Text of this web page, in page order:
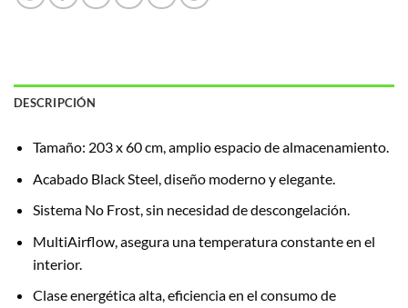
DESCRIPCIÓN
Tamaño: 203 x 60 cm, amplio espacio de almacenamiento.
Acabado Black Steel, diseño moderno y elegante.
Sistema No Frost, sin necesidad de descongelación.
MultiAirflow, asegura una temperatura constante en el
interior.
Clase energética alta, eficiencia en el consumo de